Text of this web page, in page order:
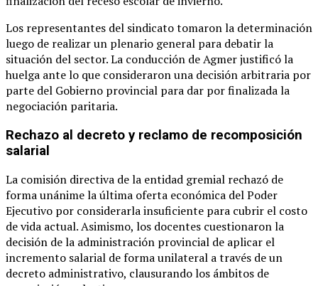
Los representantes del sindicato tomaron la determinación
luego de realizar un plenario general para debatir la
situación del sector. La conducción de Agmer justificó la
huelga ante lo que consideraron una decisión arbitraria por
parte del Gobierno provincial para dar por finalizada la
negociación paritaria.
Rechazo al decreto y reclamo de recomposición
salarial
La comisión directiva de la entidad gremial rechazó de
forma unánime la última oferta económica del Poder
Ejecutivo por considerarla insuficiente para cubrir el costo
de vida actual. Asimismo, los docentes cuestionaron la
decisión de la administración provincial de aplicar el
incremento salarial de forma unilateral a través de un
decreto administrativo, clausurando los ámbitos de